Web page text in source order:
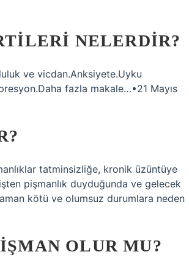
NELERDIR?
ve vicdan.Anksiyete.Uyku
fazla makale…•21 Mayıs
tatminsizliğe, kronik üzüntüye
pişmanlık duyduğunda ve gelecek
kötü ve olumsuz durumlara neden
OLUR MU?